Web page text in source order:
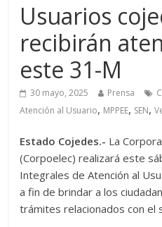
Usuarios
recibirán
este 31-M
30 mayo, 2025 Prensa
Atención al Usuario, MPPEE, SEN,
Estado Cojedes.- La
(Corpoelec) realizará este
Integrales de Atención al
a fin de brindar a los
trámites relacionados con el